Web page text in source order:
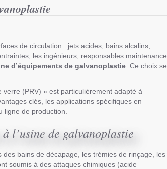
de circulation : jets acides, bains alcalins,
les ingénieurs, responsables maintenance
d’équipements de galvanoplastie . Ce choix se
(PRV) » est particulièrement adapté à
clés, les applications spécifiques en
de production.
l’usine de galvanoplastie
bains de décapage, les trémies de rinçage, les
soumis à des attaques chimiques (acide